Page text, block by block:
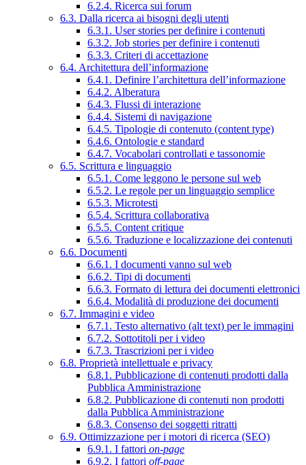
6.2.4. Ricerca sui forum
6.3. Dalla ricerca ai bisogni degli utenti
6.3.1. User stories per definire i contenuti
6.3.2. Job stories per definire i contenuti
6.3.3. Criteri di accettazione
6.4. Architettura dell’informazione
6.4.1. Definire l’architettura dell’informazione
6.4.2. Alberatura
6.4.3. Flussi di interazione
6.4.4. Sistemi di navigazione
6.4.5. Tipologie di contenuto (content type)
6.4.6. Ontologie e standard
6.4.7. Vocabolari controllati e tassonomie
6.5. Scrittura e linguaggio
6.5.1. Come leggono le persone sul web
6.5.2. Le regole per un linguaggio semplice
6.5.3. Microtesti
6.5.4. Scrittura collaborativa
6.5.5. Content critique
6.5.6. Traduzione e localizzazione dei contenuti
6.6. Documenti
6.6.1. I documenti vanno sul web
6.6.2. Tipi di documenti
6.6.3. Formato di lettura dei documenti elettronici
6.6.4. Modalità di produzione dei documenti
6.7. Immagini e video
6.7.1. Testo alternativo (alt text) per le immagini
6.7.2. Sottotitoli per i video
6.7.3. Trascrizioni per i video
6.8. Proprietà intellettuale e privacy
6.8.1. Pubblicazione di contenuti prodotti dalla
Pubblica Amministrazione
6.8.2. Pubblicazione di contenuti non prodotti
dalla Pubblica Amministrazione
6.8.3. Consenso dei soggetti ritratti
6.9. Ottimizzazione per i motori di ricerca (SEO)
6.9.1. I fattori on-page
6.9.2. I fattori off-page